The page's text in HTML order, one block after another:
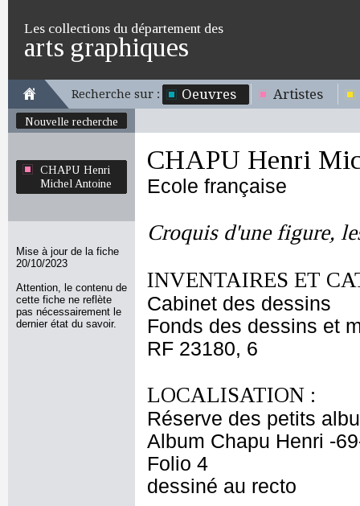
Les collections du département des
arts graphiques
Recherche sur : Oeuvres Artistes
Nouvelle recherche
CHAPU Henri
Michel Antoine
Mise à jour de la fiche
20/10/2023
Attention, le contenu de
cette fiche ne reflète
pas nécessairement le
dernier état du savoir.
CHAPU Henri
Ecole française
Croquis d'une figure,
INVENTAIRES ET
Cabinet des dessins
Fonds des dessins et
RF 23180, 6
LOCALISATION :
Réserve des petits
Album Chapu Henri -
Folio 4
dessiné au recto